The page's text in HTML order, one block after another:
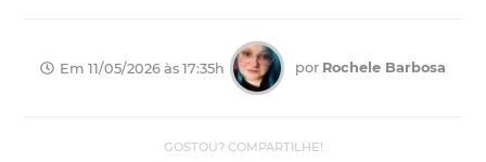
Em 11/05/2026 às 17:35h por Rochele Barbosa